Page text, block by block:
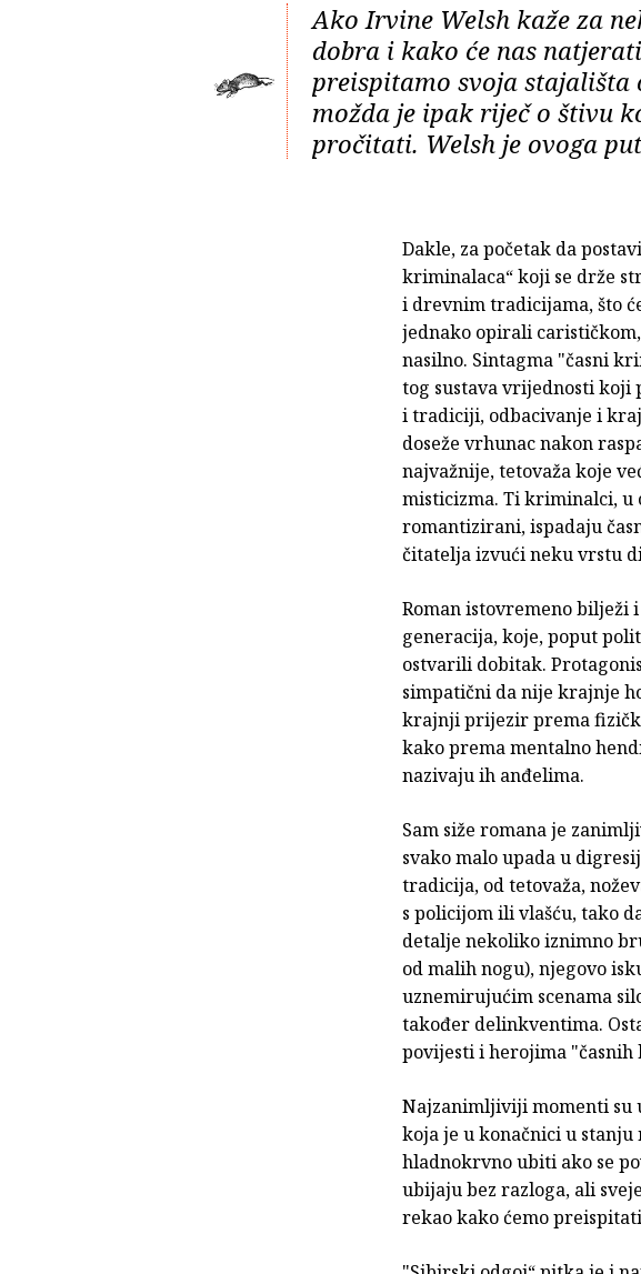
Ako Irvine Welsh kaže za
dobra i kako će nas
preispitamo svoja stajališta
možda je ipak riječ o štivu
pročitati. Welsh je ovoga
Dakle, za početak da
kriminalaca“ koji se drže
i drevnim tradicijama, što
jednako opirali
nasilno. Sintagma "časni
tog sustava vrijednosti koji
i tradiciji, odbacivanje i
doseže vrhunac nakon
najvažnije, tetovaža koje
misticizma. Ti kriminalci, u
romantizirani, ispadaju
čitatelja izvući neku vrstu
Roman istovremeno bilježi
generacija, koje, poput
ostvarili dobitak.
simpatični da nije krajnje
krajnji prijezir prema
kako prema mentalno
nazivaju ih anđelima.
Sam siže romana je
svako malo upada u
tradicija, od tetovaža,
s policijom ili vlašću, tako
detalje nekoliko iznimno
od malih nogu), njegovo
uznemirujućim scenama
također delinkventima.
povijesti i herojima "časnih
Najzanimljiviji momenti su
koja je u konačnici u
hladnokrvno ubiti ako se
ubijaju bez razloga, ali
rekao kako ćemo